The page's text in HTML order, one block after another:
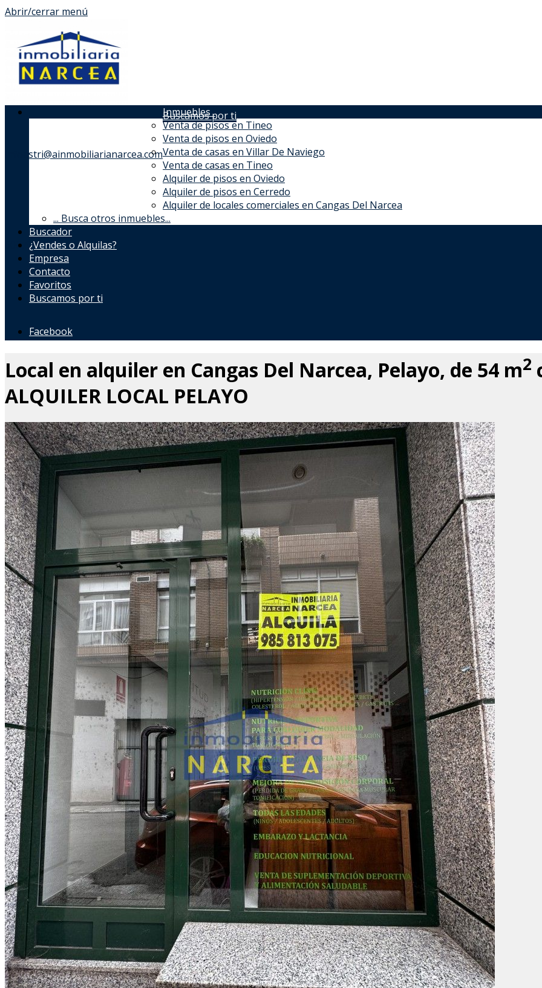
Abrir/cerrar menú
infoastri@ainmobiliarianarcea.com
608784931
Buscamos por ti
Inmuebles
Venta de pisos en Tineo
Venta de pisos en Oviedo
Venta de casas en Villar De Naviego
Venta de casas en Tineo
Alquiler de pisos en Oviedo
Alquiler de pisos en Cerredo
Alquiler de locales comerciales en Cangas Del Narcea
... Busca otros inmuebles...
Buscador
¿Vendes o Alquilas?
Empresa
Contacto
Favoritos
Buscamos por ti
Facebook
Local en alquiler en Cangas Del Narcea, Pelayo, de 54 m2
ALQUILER LOCAL PELAYO